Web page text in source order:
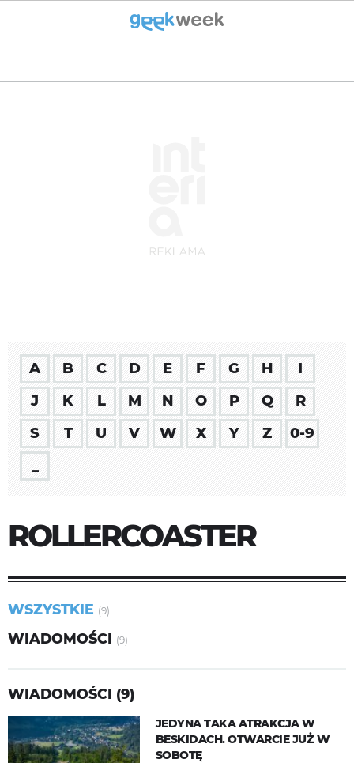
A B C D E F G H
I
J
K L M N O P Q
R
S
T U V W X Y Z
0-9
ROLLERCOASTER
WSZYSTKIE (9)
WIADOMOŚCI (9)
WIADOMOŚCI (9)
JEDYNA TAKA ATRAKCJA W
BESKIDACH. OTWARCIE JUŻ W
SOBOTĘ